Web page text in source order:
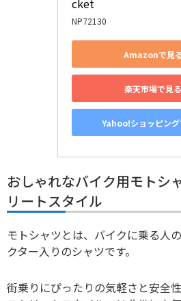
cket
NP72130
Amazonで見
楽天市場で見る
Yahoo!ショッピング
おしゃれなバイク用モトシ
リートスタイル
モトシャツとは、バイクに乗る人
クター入りのシャツです。
街乗りにぴったりの気軽さと安全